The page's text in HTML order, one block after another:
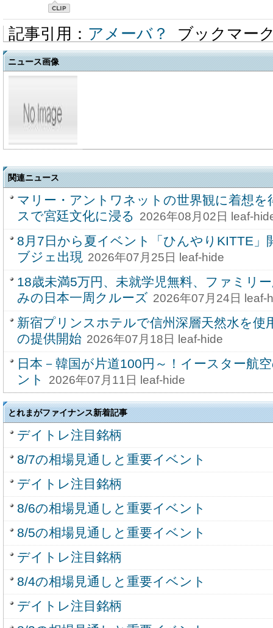
記事引用： アメーバ？ ブックマー
ニュース画像
関連ニュース
マリー・アントワネットの世界観に着想
スで宮廷文化に浸る 2026年08月02日 leaf-
8月7日から夏イベント「ひんやりKITTE」
ブジェ出現 2026年07月25日 leaf-hide
18歳未満5万円、未就学児無料、ファミリ
みの日本一周クルーズ 2026年07月24日 leaf-
新宿プリンスホテルで信州深層天然水を使
の提供開始 2026年07月18日 leaf-hide
日本－韓国が片道100円～！イースター航
ント
2026年07月11日 leaf-hide
とれまがファイナンス新着記事
デイトレ注目銘柄
8/7の相場見通しと重要イベント
デイトレ注目銘柄
8/6の相場見通しと重要イベント
8/5の相場見通しと重要イベント
デイトレ注目銘柄
8/4の相場見通しと重要イベント
デイトレ注目銘柄